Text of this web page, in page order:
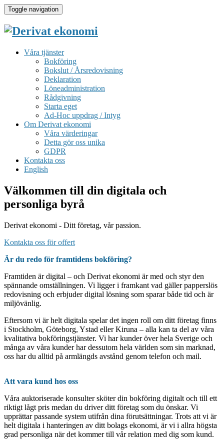
Toggle navigation
Våra tjänster
Bokföring
Bokslut / Årsredovisning
Deklaration
Löneadministration
Rådgivning
Starta eget
Ad-Hoc uppdrag / Intyg
Om Derivat ekonomi
Våra värderingar
Detta gör oss unika
GDPR
Kontakta oss
English
Välkommen till din digitala och
personliga byrå
Derivat ekonomi - Ditt företag, vår passion.
Kontakta oss för offert
Är du redo för framtidens bokföring?
Framtiden är digital – och Derivat ekonomi är med och styr den
spännande omställningen. Vi ligger i framkant vad gäller papperslös
redovisning och erbjuder digital lösning som sparar både tid och är
miljövänlig.
Eftersom vi är helt digitala spelar det ingen roll om ditt företag finns
i Stockholm, Göteborg, Ystad eller Kiruna – alla kan ta del av våra
kvalitativa bokföringstjänster. Vi har kunder över hela Sverige och
många av våra kunder har dessutom hela världen som sin marknad,
oss har du alltid på armlängds avstånd genom telefon och mail.
Att vara kund hos oss
Våra auktoriserade konsulter sköter din bokföring digitalt och till ett
riktigt lågt pris medan du driver ditt företag som du önskar. Vi
upprättar passande system utifrån dina förutsättningar. Trots att vi är
helt digitala i hanteringen av ditt bolags ekonomi, är vi i allra högsta
grad personliga när det kommer till vår relation med dig som kund.